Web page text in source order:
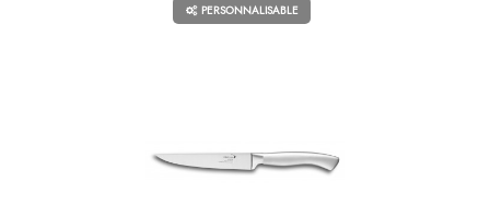
PERSONNALISABLE